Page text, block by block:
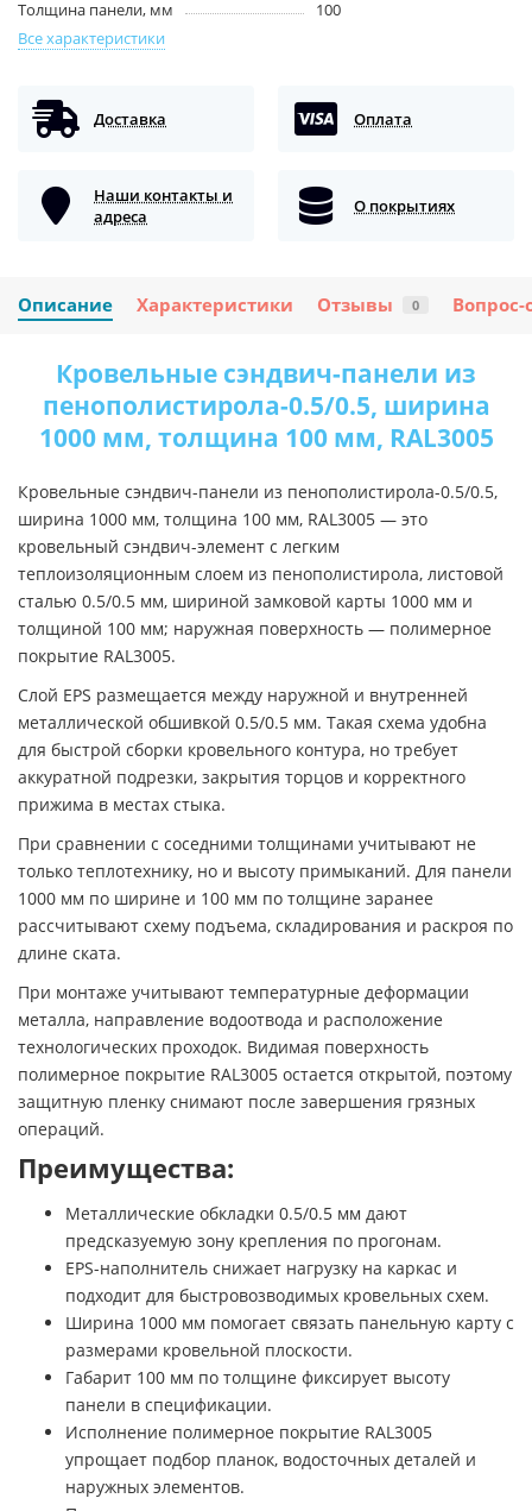
Толщина панели, мм
100
Все характеристики
Доставка Оплата
Наши контакты и
адреса
О покрытиях
Описание Характеристики Отзывы 0 Вопрос-
Кровельные сэндвич-панели из
пенополистирола-0.5/0.5, ширина
1000 мм, толщина 100 мм, RAL3005
Кровельные сэндвич-панели из пенополистирола-0.5/0.5,
ширина 1000 мм, толщина 100 мм, RAL3005 — это
кровельный сэндвич-элемент с легким
теплоизоляционным слоем из пенополистирола, листовой
сталью 0.5/0.5 мм, шириной замковой карты 1000 мм и
толщиной 100 мм; наружная поверхность — полимерное
покрытие RAL3005.
Слой EPS размещается между наружной и внутренней
металлической обшивкой 0.5/0.5 мм. Такая схема удобна
для быстрой сборки кровельного контура, но требует
аккуратной подрезки, закрытия торцов и корректного
прижима в местах стыка.
При сравнении с соседними толщинами учитывают не
только теплотехнику, но и высоту примыканий. Для панели
1000 мм по ширине и 100 мм по толщине заранее
рассчитывают схему подъема, складирования и раскроя по
длине ската.
При монтаже учитывают температурные деформации
металла, направление водоотвода и расположение
технологических проходок. Видимая поверхность
полимерное покрытие RAL3005 остается открытой, поэтому
защитную пленку снимают после завершения грязных
операций.
Преимущества:
Металлические обкладки 0.5/0.5 мм дают
предсказуемую зону крепления по прогонам.
EPS-наполнитель снижает нагрузку на каркас и
подходит для быстровозводимых кровельных схем.
Ширина 1000 мм помогает связать панельную карту с
размерами кровельной плоскости.
Габарит 100 мм по толщине фиксирует высоту
панели в спецификации.
Исполнение полимерное покрытие RAL3005
упрощает подбор планок, водосточных деталей и
наружных элементов.